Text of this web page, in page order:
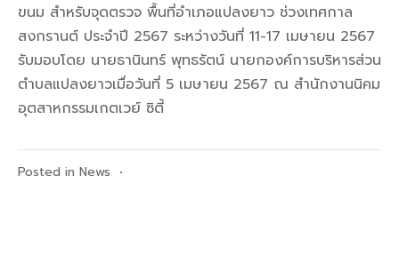
ขนม สำหรับจุดตรวจ พื้นที่อำเภอแปลงยาว ช่วงเทศกาล
สงกรานต์ ประจำปี 2567 ระหว่างวันที่ 11-17 เมษายน 2567
รับมอบโดย นายธานินทร์ พุทธรัตน์ นายกองค์การบริหารส่วน
ตำบลแปลงยาวเมื่อวันที่ 5 เมษายน 2567 ณ สำนักงานนิคม
อุตสาหกรรมเกตเวย์ ซิตี้
Posted in News •